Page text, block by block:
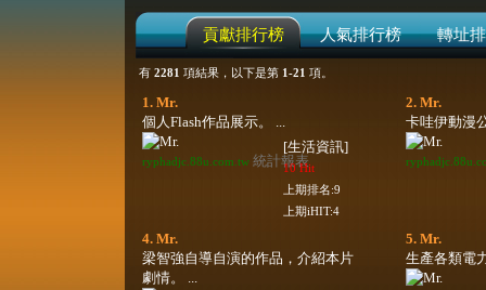
貢獻排行榜 人氣排行榜 轉址
有 2281 項結果，以下是第 1-21 項。
1. Mr.
個人Flash作品展示。 ...
[生活資訊]
10 Hit
上期排名:9
上期iHIT:4
ryphadjc.88u.com.tw 統計報表
2. Mr.
卡哇伊動漫
4. Mr.
梁智強自導自演的作品，介紹本片
劇情。 ...
5. Mr.
生產各類電